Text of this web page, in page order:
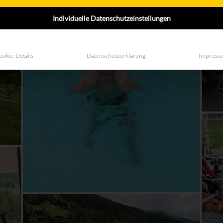
Individuelle Datenschutzeinstellungen
Details Datenschutzerklärung